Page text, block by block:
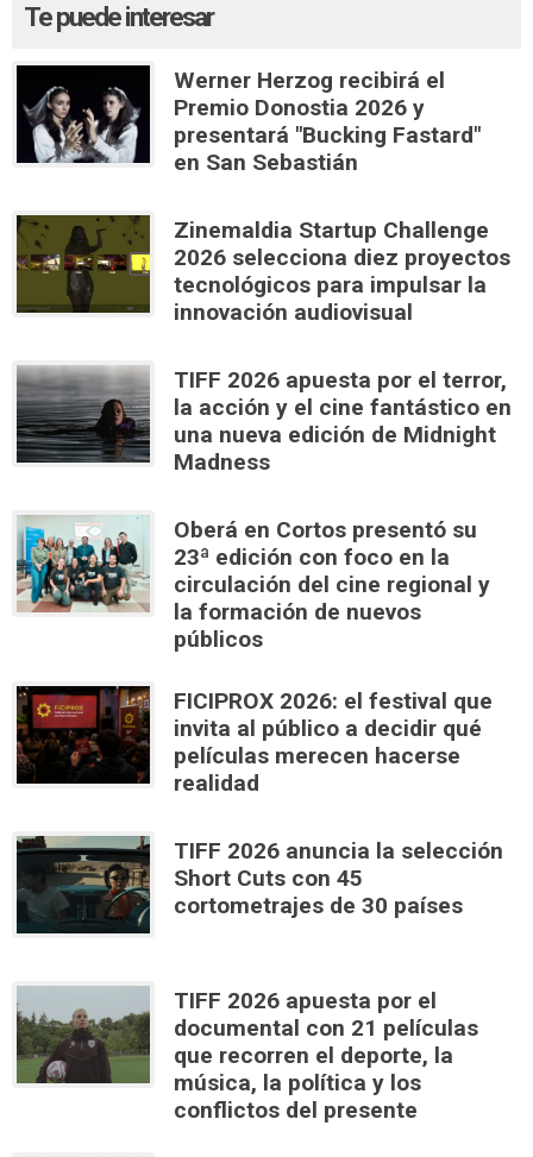
Te puede interesar
Werner Herzog recibirá el
Premio Donostia 2026 y
presentará "Bucking Fastard"
en San Sebastián
Zinemaldia Startup Challenge
2026 selecciona diez proyectos
tecnológicos para impulsar la
innovación audiovisual
TIFF 2026 apuesta por el terror,
la acción y el cine fantástico en
una nueva edición de Midnight
Madness
Oberá en Cortos presentó su
23ª edición con foco en la
circulación del cine regional y
la formación de nuevos
públicos
FICIPROX 2026: el festival que
invita al público a decidir qué
películas merecen hacerse
realidad
TIFF 2026 anuncia la selección
Short Cuts con 45
cortometrajes de 30 países
TIFF 2026 apuesta por el
documental con 21 películas
que recorren el deporte, la
música, la política y los
conflictos del presente